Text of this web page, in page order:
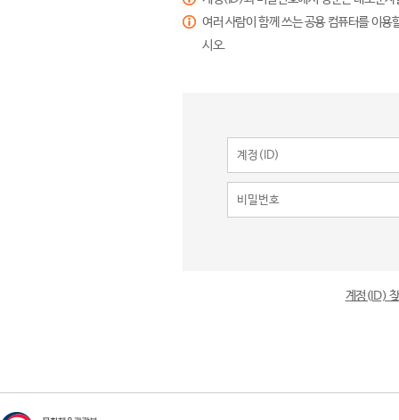
여러 사람이 함께 쓰는 공용 컴퓨터를 이
시오.
계정(ID)